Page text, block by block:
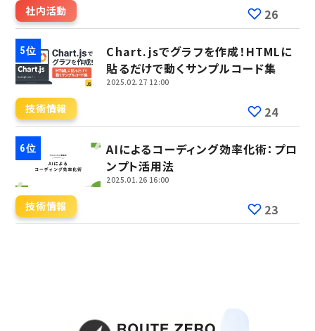
社内活動 26
Chart.jsでグラフを作成！HTMLに
貼るだけで動くサンプルコード集
2025.02.27 12:00
技術情報 24
AIによるコーディング効率化術：プロ
ンプト活用法
2025.01.26 16:00
技術情報 23